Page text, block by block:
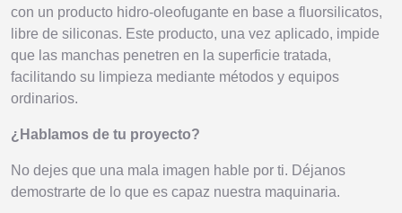
con un producto hidro-oleofugante en base a fluorsilicatos,
libre de siliconas. Este producto, una vez aplicado, impide
que las manchas penetren en la superficie tratada,
facilitando su limpieza mediante métodos y equipos
ordinarios.
¿Hablamos de tu proyecto?
No dejes que una mala imagen hable por ti. Déjanos
demostrarte de lo que es capaz nuestra maquinaria.